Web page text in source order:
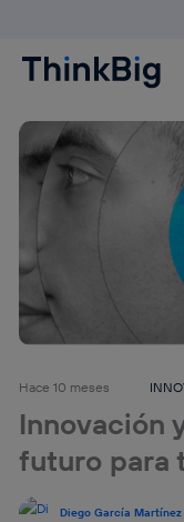
Hace 10 meses
Innovación
futuro para
Diego García Martínez